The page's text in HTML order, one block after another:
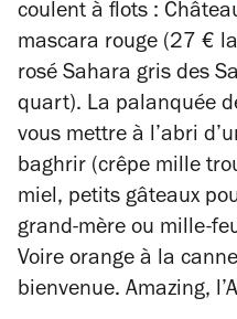
coulent à flots :
mascara rouge (27 €
rosé Sahara gris des
quart). La palanquée
vous mettre à l’abri
baghrir (crêpe mille
miel, petits gâteaux
grand-mère ou mille-
Voire orange à la
bienvenue. Amazing,